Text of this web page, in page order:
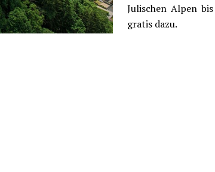
Julischen Alpen
gratis dazu.